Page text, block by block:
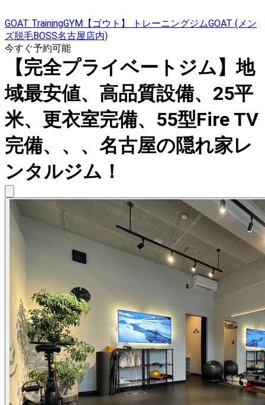
GOAT TrainingGYM【ゴウト】 トレーニングジムGOAT (メン
ズ脱毛BOSS名古屋店内)
今すぐ予約可能
【完全プライベートジム】地
域最安値、高品質設備、25平
米、更衣室完備、55型Fire TV
完備、、、名古屋の隠れ家レ
ンタルジム！